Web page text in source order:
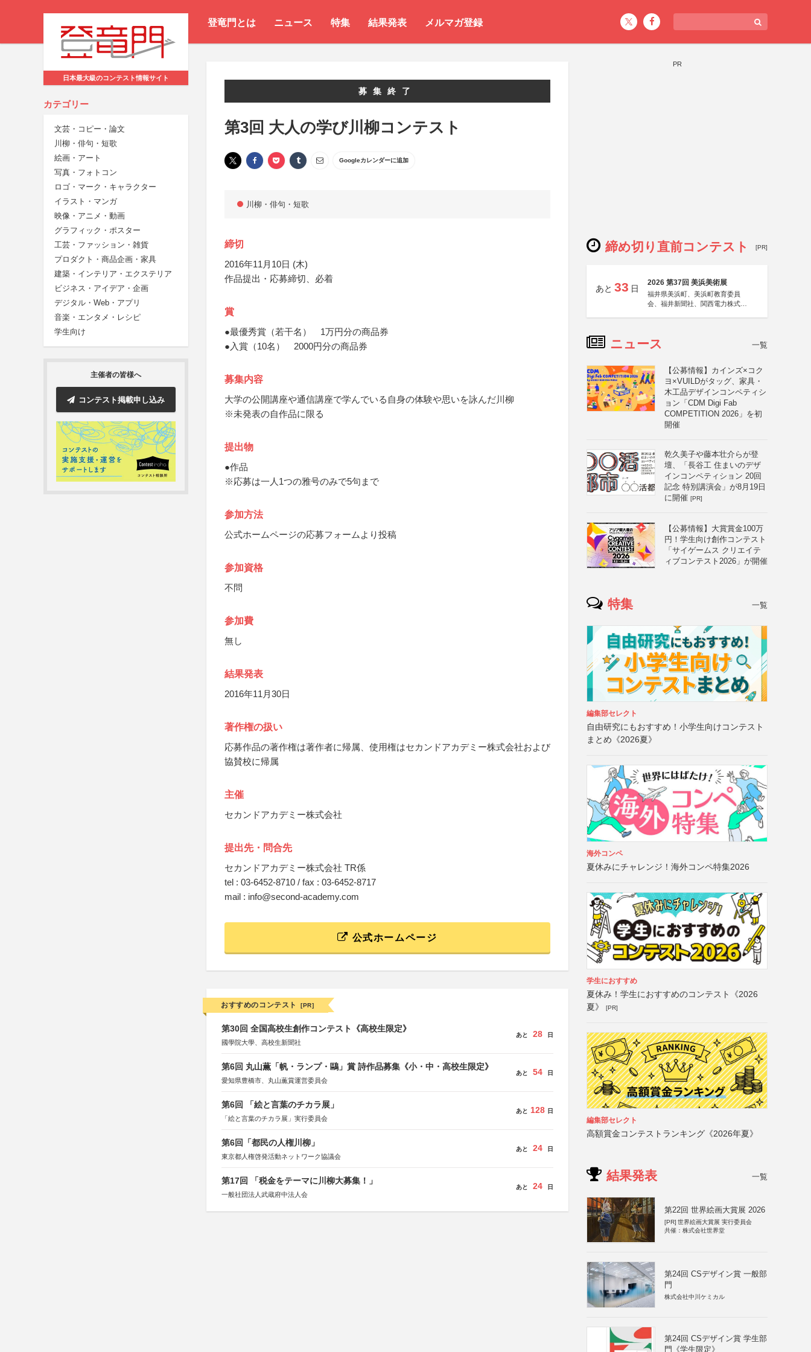
登竜門とは ニュース 特集 結果発表 メルマガ登録
日本最大級のコンテスト情報サイト
カテゴリー
文芸・コピー・論文
川柳・俳句・短歌
絵画・アート
写真・フォトコン
ロゴ・マーク・キャラクター
イラスト・マンガ
映像・アニメ・動画
グラフィック・ポスター
工芸・ファッション・雑貨
プロダクト・商品企画・家具
建築・インテリア・エクステリア
ビジネス・アイデア・企画
デジタル・Web・アプリ
音楽・エンタメ・レシピ
学生向け
主催者の皆様へ
コンテスト掲載申し込み
募集終了
第3回 大人の学び川柳コンテスト
Googleカレンダーに追加
川柳・俳句・短歌
締切
2016年11月10日 (木)
作品提出・応募締切、必着
賞
●最優秀賞（若干名） 1万円分の商品券
●入賞（10名） 2000円分の商品券
募集内容
大学の公開講座や通信講座で学んでいる自身の体験や思いを詠んだ川柳
※未発表の自作品に限る
提出物
●作品
※応募は一人1つの雅号のみで5句まで
参加方法
公式ホームページの応募フォームより投稿
参加資格
不問
参加費
無し
結果発表
2016年11月30日
著作権の扱い
応募作品の著作権は著作者に帰属、使用権はセカンドアカデミー株式会社および
協賛校に帰属
主催
セカンドアカデミー株式会社
提出先・問合先
セカンドアカデミー株式会社 TR係
tel : 03-6452-8710 / fax : 03-6452-8717
mail : info@second-academy.com
公式ホームページ
おすすめのコンテスト [PR]
第30回 全国高校生創作コンテスト《高校生限定》
國學院大學、高校生新聞社
あと 28 日
第6回 丸山薫「帆・ランプ・鷗」賞 詩作品募集《小・中・高校生限定》
愛知県豊橋市、丸山薫賞運営委員会
あと 54 日
第6回 「絵と言葉のチカラ展」
「絵と言葉のチカラ展」実行委員会
あと 128 日
第6回「都民の人権川柳」
東京都人権啓発活動ネットワーク協議会
あと 24 日
第17回 「税金をテーマに川柳大募集！」
一般社団法人武蔵府中法人会
あと 24 日
PR
締め切り直前コンテスト [PR]
あと 33 日
2026 第37回 美浜美術展
福井県美浜町、美浜町教育委員
会、福井新聞社、関西電力株式会
ニュース 一覧
【公募情報】カインズ×コク
ヨ×VUILDがタッグ、家具・
木工品デザインコンペティシ
ョン「CDM Digi Fab
COMPETITION 2026」を初
開催
乾久美子や藤本壮介らが登
壇、「長谷工 住まいのデザ
インコンペティション 20回
記念 特別講演会」が8月19日
に開催 [PR]
【公募情報】大賞賞金100万
円！学生向け創作コンテスト
「サイゲームス クリエイテ
ィブコンテスト2026」が開催
特集 一覧
編集部セレクト
自由研究にもおすすめ！小学生向けコンテスト
まとめ《2026夏》
海外コンペ
夏休みにチャレンジ！海外コンペ特集2026
学生におすすめ
夏休み！学生におすすめのコンテスト《2026
夏》
[PR]
編集部セレクト
高額賞金コンテストランキング《2026年夏》
結果発表 一覧
第22回 世界絵画大賞展 2026
[PR] 世界絵画大賞展 実行委員会
共催：株式会社世界堂
第24回 CSデザイン賞 一般部
門
株式会社中川ケミカル
第24回 CSデザイン賞 学生部
門《学生限定》